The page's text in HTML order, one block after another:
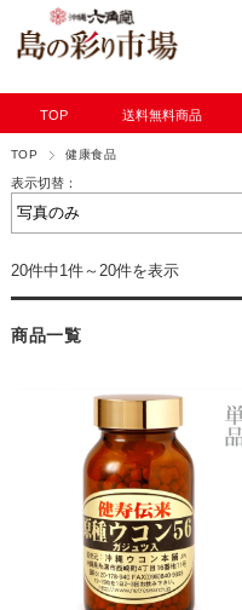
TOP 送料無料商品
TOP 健康食品
表示切替：
20件中1件～20件を表示
商品一覧